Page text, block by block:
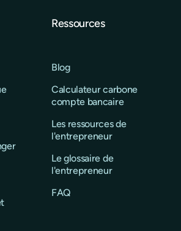
une différence structurelle
Ressources
Blog
Calculateur carbone
compte bancaire
Les ressources de
l'entrepreneur
Le glossaire de
l'entrepreneur
FAQ